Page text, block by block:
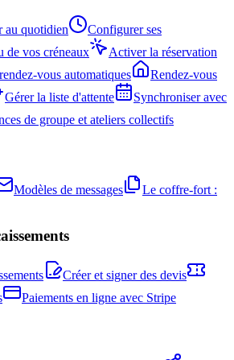
au quotidien
Configurer ses
de vos créneaux
Activer la réservation
vous automatiques
Rendez-vous
Gérer la liste d'attente
Synchroniser avec
de groupe et ateliers collectifs
Modèles de messages
Le coffre-fort :
Créer et signer des devis
Paiements en ligne avec Stripe